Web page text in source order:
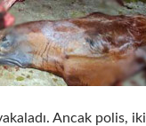
Ancak polis, iki